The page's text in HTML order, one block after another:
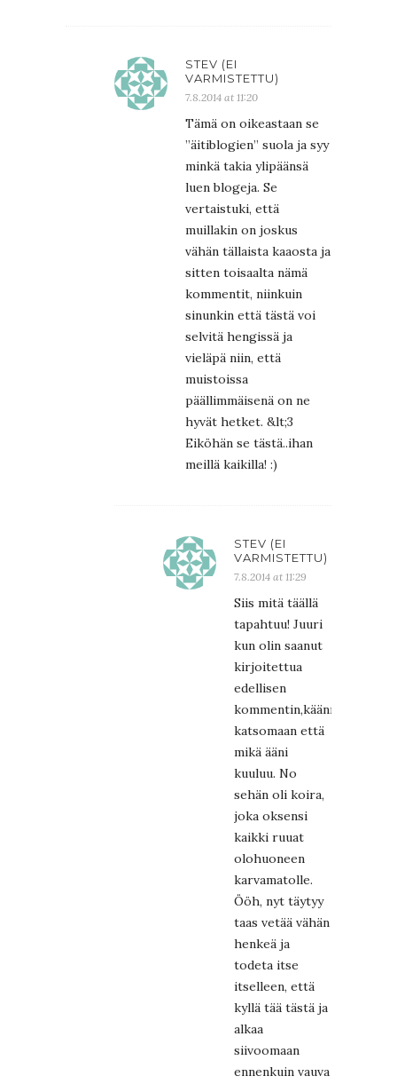
STEV (EI
VARMISTETTU)
7.8.2014 at 11:20
Tämä on oikeastaan se
”äitiblogien” suola ja syy
minkä takia ylipäänsä
luen blogeja. Se
vertaistuki, että
muillakin on joskus
vähän tällaista kaaosta ja
sitten toisaalta nämä
kommentit, niinkuin
sinunkin että tästä voi
selvitä hengissä ja
vieläpä niin, että
muistoissa
päällimmäisenä on ne
hyvät hetket. &lt;3
Eiköhän se tästä..ihan
meillä kaikilla! :)
STEV (EI
VARMISTETTU)
7.8.2014 at 11:29
Siis mitä täällä
tapahtuu! Juuri
kun olin saanut
kirjoitettua
edellisen
kommentin,käännyin
katsomaan että
mikä ääni
kuuluu. No
sehän oli koira,
joka oksensi
kaikki ruuat
olohuoneen
karvamatolle.
Ööh, nyt täytyy
taas vetää vähän
henkeä ja
todeta itse
itselleen, että
kyllä tää tästä ja
alkaa
siivoomaan
ennenkuin vauva